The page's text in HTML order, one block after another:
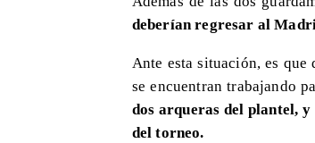
deberían regresar al
Ante esta situación, es
se encuentran trabajando
dos arqueras del plantel,
del torneo.